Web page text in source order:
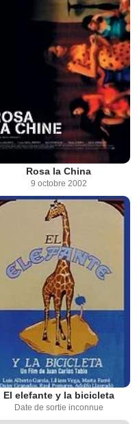
Rosa la China
9 octobre 2002
El elefante y la bicicleta
Date de sortie inconnue